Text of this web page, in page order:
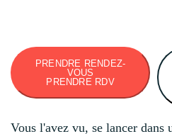
PRENDRE RENDEZ-
VOUS
PRENDRE RDV
Vous l'avez vu, se lancer dans